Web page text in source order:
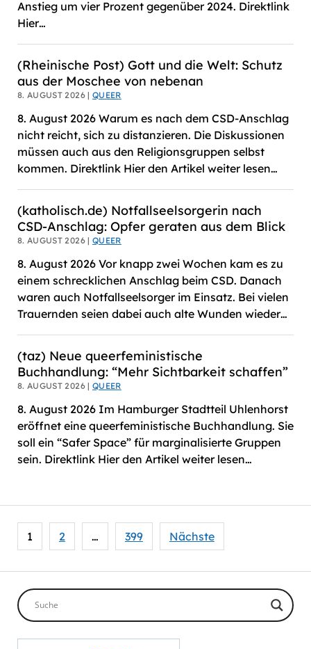
Anstieg um vier Prozent gegenüber 2024. Direktlink
Hier…
(Rheinische Post) Gott und die Welt: Schutz
aus der Moschee von nebenan
8. AUGUST 2026 |QUEER
8. August 2026 Warum es nach dem CSD-Anschlag
nicht reicht, sich zu distanzieren. Die Diskussionen
müssen auch aus den Religionsgruppen selbst
kommen. Direktlink Hier den Artikel weiter lesen…
(katholisch.de) Notfallseelsorgerin nach
CSD-Anschlag: Opfer geraten aus dem Blick
8. AUGUST 2026 |QUEER
8. August 2026 Vor knapp zwei Wochen kam es zu
einem schrecklichen Anschlag beim CSD. Danach
waren auch Notfallseelsorger im Einsatz. Bei vielen
Trauernden seien dabei auch alte Wunden wieder…
(taz) Neue queerfeministische
Buchhandlung: “Mehr Sichtbarkeit schaffen”
8. AUGUST 2026 |QUEER
8. August 2026 Im Hamburger Stadtteil Uhlenhorst
eröffnet eine queerfeministische Buchhandlung. Sie
soll ein “Safer Space” für marginalisierte Gruppen
sein. Direktlink Hier den Artikel weiter lesen…
Seitennummerierung
der
1 2 … 399 Nächste